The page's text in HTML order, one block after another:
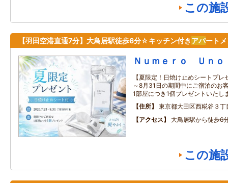
この施
【羽田空港直通7分】大鳥居駅徒歩6分☆キッチン付きアパート
Ｎｕｍｅｒｏ Ｕｎ
【夏限定！日焼け止めシートプ
～8月31日の期間中にご宿泊のお
1部屋につき1個プレゼントいたし
住所
東京都大田区西糀谷３丁
アクセス
大鳥居駅から徒歩6
この施